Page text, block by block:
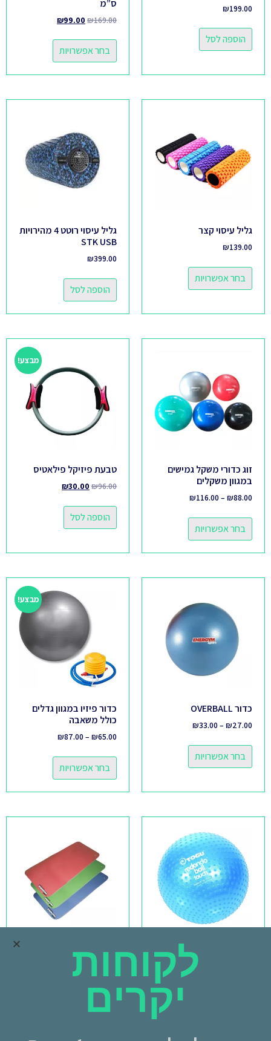
₪199.00
הוספה לסל
ס”מ
₪169.00
₪99.00
בחר אפשרויות
גליל עיסוי קצר
₪139.00
בחר אפשרויות
גליל עיסוי רוטט 4 מהירויות
STK USB
₪399.00
הוספה לסל
זוג כדורי משקל גמישים
במגוון משקלים
₪88.00
–
₪116.00
בחר אפשרויות
מבצע!
טבעת פיזיקל פילאטיס
₪96.00
₪30.00
הוספה לסל
כדור OVERBALL
₪27.00
–
₪33.00
בחר אפשרויות
מבצע!
כדור פיזיו במגוון גדלים
כולל משאבה
₪65.00
–
₪87.00
בחר אפשרויות
כדור רדונדו עם זיזים
Redondo Ball Touch
₪
בחר אפשרויות
לקוחות
יקרים